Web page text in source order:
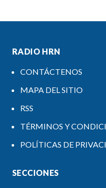
RADIO HRN
CONTÁCTENOS
MAPA DEL SITIO
RSS
TÉRMINOS Y
POLÍTICAS DE
SECCIONES